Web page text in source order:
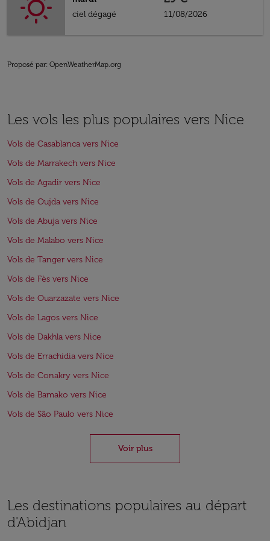
ciel dégagé
11/08/2026
Proposé par: OpenWeatherMap.org
Les vols les plus populaires vers Nice
Vols de Casablanca vers Nice
Vols de Marrakech vers Nice
Vols de Agadir vers Nice
Vols de Oujda vers Nice
Vols de Abuja vers Nice
Vols de Malabo vers Nice
Vols de Tanger vers Nice
Vols de Fès vers Nice
Vols de Ouarzazate vers Nice
Vols de Lagos vers Nice
Vols de Dakhla vers Nice
Vols de Errachidia vers Nice
Vols de Conakry vers Nice
Vols de Bamako vers Nice
Vols de São Paulo vers Nice
Voir plus
Les destinations populaires au départ
d'Abidjan